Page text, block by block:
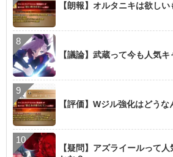
【朗報】オルタニキは欲し
【議論】武蔵って今も人気キ
【評価】Wジル強化はどうな
【疑問】アズライールって